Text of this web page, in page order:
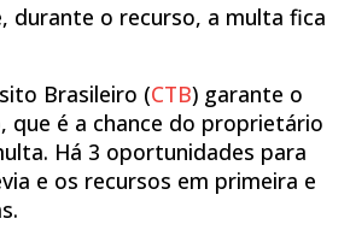
durante o recurso, a multa fica
Brasileiro (CTB) garante o
que é a chance do proprietário
Há 3 oportunidades para
e os recursos em primeira e